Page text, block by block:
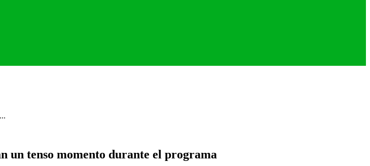
un tenso momento durante el programa